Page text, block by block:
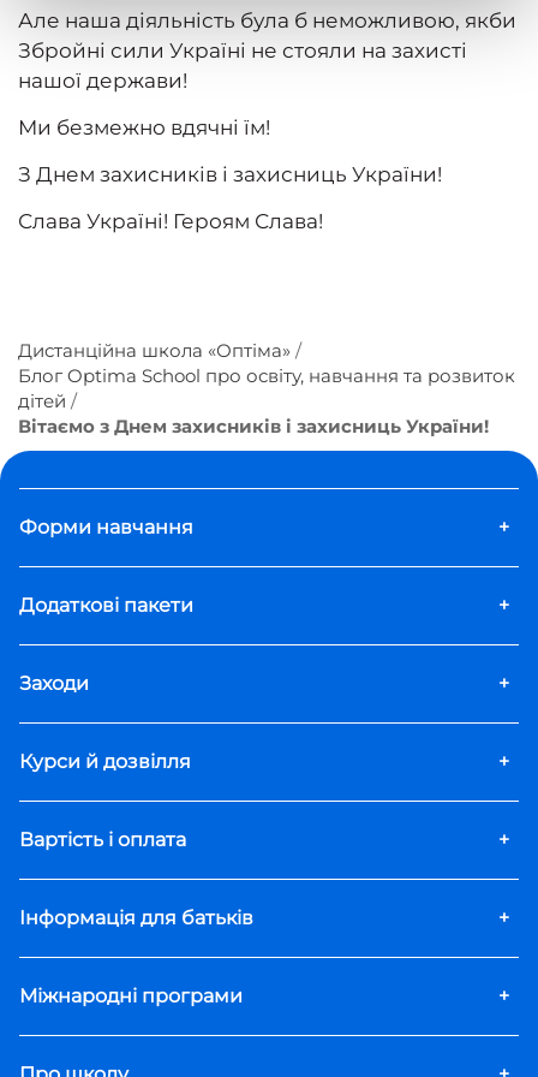
Але наша діяльність була б неможливою, якби
Збройні сили Україні не стояли на захисті
нашої держави!
Ми безмежно вдячні їм!
З Днем захисників і захисниць України!
Слава Україні! Героям Слава!
Дистанційна школа «Оптіма»
Блог Optima School про освіту, навчання та розвиток
дітей
Вітаємо з Днем захисників і захисниць України!
Форми навчання +
Додаткові пакети +
Заходи +
Курси й дозвілля +
Вартість і оплата +
Інформація для батьків +
Міжнародні програми +